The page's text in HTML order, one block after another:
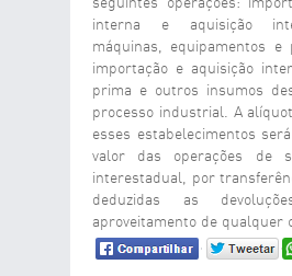
seguintes operações:
interna e aquisição
máquinas, equipamentos e
importação e aquisição
prima e outros insumos
processo industrial. A
esses estabelecimentos
valor das operações de
interestadual, por
deduzidas as
aproveitamento de qualquer